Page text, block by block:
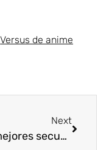
Versus de anime
Next
Las mejores secuelas de anime de Otoño 2018 [Top5]